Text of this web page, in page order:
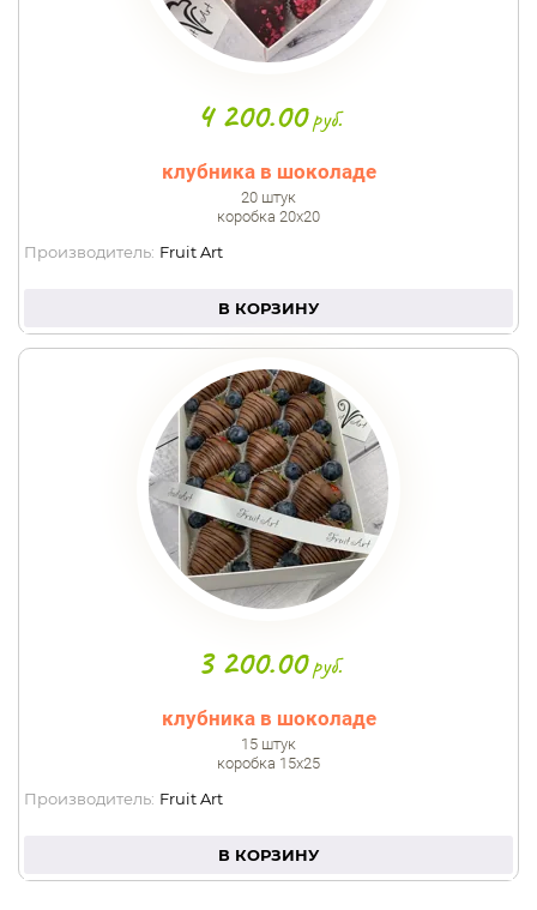
4 200.00руб.
клубника в шоколаде
20 штук
коробка 20х20
Производитель: Fruit Art
В КОРЗИНУ
3 200.00руб.
клубника в шоколаде
15 штук
коробка 15х25
Производитель: Fruit Art
В КОРЗИНУ